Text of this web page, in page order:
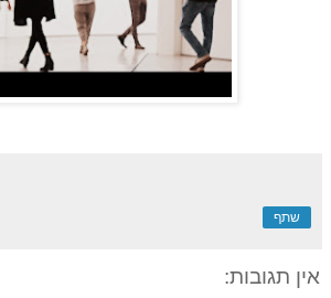
שתף
אין תגובות: